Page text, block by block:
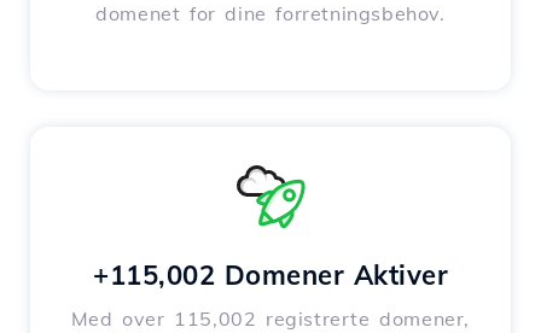
domenet for dine forretningsbehov.
+115,002 Domener Aktiver
Med over 115,002 registrerte domener,